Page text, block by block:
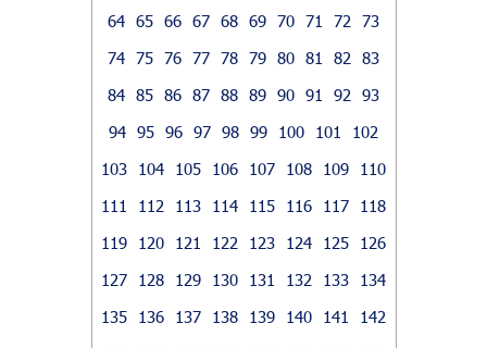
64 65 66 67 68 69 70 71 72
73
74 75 76 77 78 79 80 81 82
83
84 85 86 87 88 89 90 91 92
93
94 95 96 97 98 99 100 101
102
103
104 105 106 107 108 109
110
111
112 113 114 115 116 117
118
119
120 121 122 123 124 125
126
127
128 129 130 131 132 133
134
135
136 137 138 139 140 141
142